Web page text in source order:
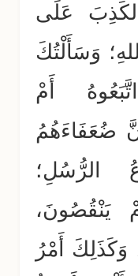
عَلَى
وَسَأَلْتُكَ
أَمْ
ضُعَفَاءَهُمُ
الرُّسُلِ؛
يَنْقُصُونَ،
وَكَذَلِكَ أَمْرُ